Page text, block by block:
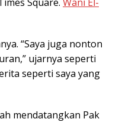
“Saya juga nonton
ujarnya seperti
seperti saya yang
mendatangkan Pak